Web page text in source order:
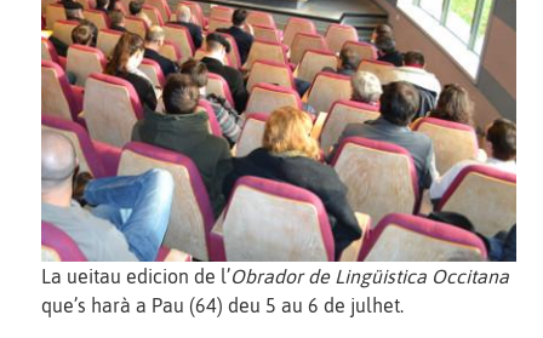
La ueitau edicion de l’Obrador de Lingüistica Occitana
que’s harà a Pau (64) deu 5 au 6 de julhet.